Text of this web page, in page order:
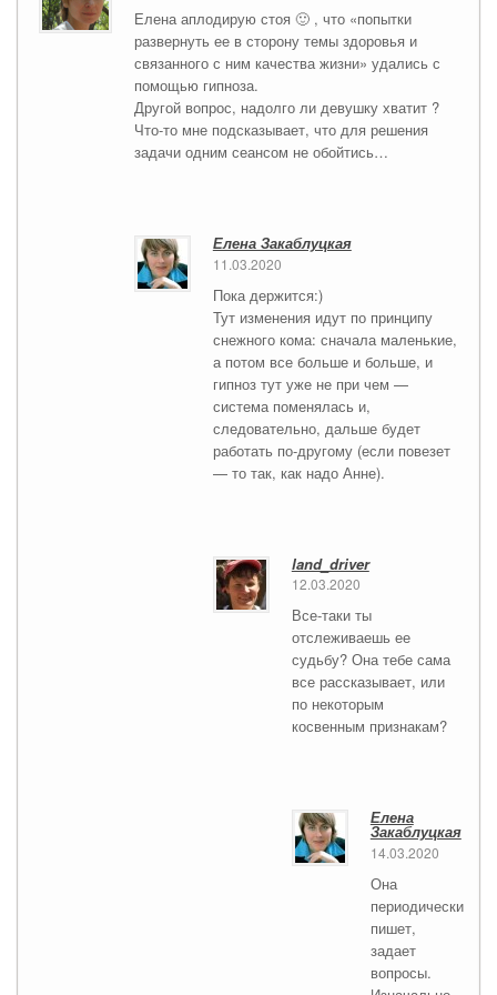
Елена аплодирую стоя 🙂 , что «попытки
развернуть ее в сторону темы здоровья и
связанного с ним качества жизни» удались с
помощью гипноза.
Другой вопрос, надолго ли девушку хватит ?
Что-то мне подсказывает, что для решения
задачи одним сеансом не обойтись…
Елена Закаблуцкая
11.03.2020
Пока держится:)
Тут изменения идут по принципу
снежного кома: сначала маленькие,
а потом все больше и больше, и
гипноз тут уже не при чем —
система поменялась и,
следовательно, дальше будет
работать по-другому (если повезет
— то так, как надо Анне).
land_driver
12.03.2020
Все-таки ты
отслеживаешь ее
судьбу? Она тебе сама
все рассказывает, или
по некоторым
косвенным признакам?
Елена
Закаблуцкая
14.03.2020
Она
периодически
пишет,
задает
вопросы.